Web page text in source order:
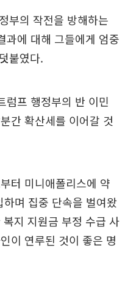
부의 작전을 방해하는
과에 대해 그들에게 엄중
붙였다.
럼프 행정부의 반 이민
간 확산세를 이어갈 것
터 미니애폴리스에 약
며 집중 단속을 벌여왔
지 지원금 부정 수급 사
이 연루된 것이 좋은 명